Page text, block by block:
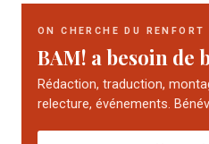
ON CHERCHE DU RENFORT
BAM! a besoin de
Rédaction, traduction,
relecture, événements.